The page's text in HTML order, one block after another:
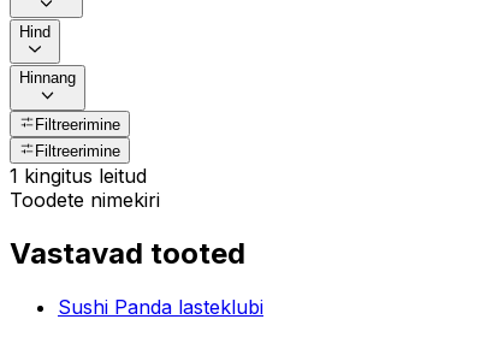
Hind
Hinnang
Filtreerimine
Filtreerimine
1 kingitus leitud
Toodete nimekiri
Vastavad tooted
Sushi Panda lasteklubi